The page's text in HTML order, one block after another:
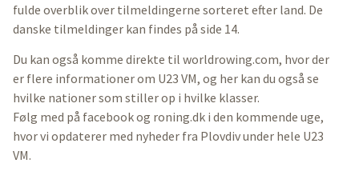
fulde overblik over tilmeldingerne sorteret efter land. De
danske tilmeldinger kan findes på side 14.
Du kan også komme direkte til worldrowing.com, hvor der
er flere informationer om U23 VM, og her kan du også se
hvilke nationer som stiller op i hvilke klasser.
Følg med på facebook og roning.dk i den kommende uge,
hvor vi opdaterer med nyheder fra Plovdiv under hele U23
VM.